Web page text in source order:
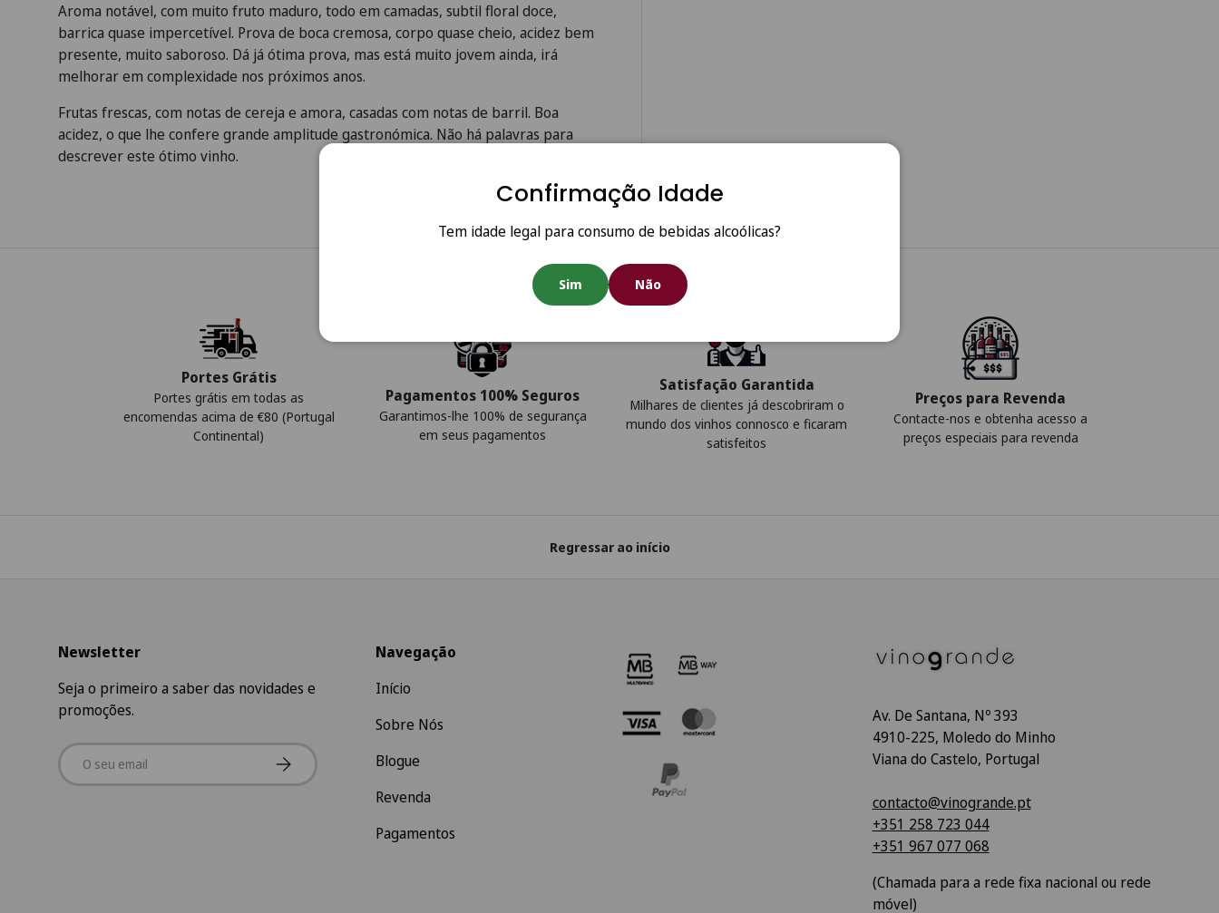
Aroma notável, com muito fruto maduro, todo em camadas, subtil floral doce,
barrica quase impercetível. Prova de boca cremosa, corpo quase cheio, acidez bem
presente, muito saboroso. Dá já ótima prova, mas está muito jovem ainda, irá
melhorar em complexidade nos próximos anos.
Frutas frescas, com notas de cereja e amora, casadas com notas de barril. Boa
acidez, o que lhe confere grande amplitude gastronómica. Não há palavras para
descrever este ótimo vinho.
Confirmação Idade
Tem idade legal para consumo de bebidas alcoólicas?
Sim Não
Portes Grátis
Portes grátis em todas as
encomendas acima de €80 (Portugal
Continental)
Pagamentos 100% Seguros
Garantimos-lhe 100% de segurança
em seus pagamentos
Satisfação Garantida
Milhares de clientes já descobriram o
mundo dos vinhos connosco e ficaram
satisfeitos
Preços para Revenda
Contacte-nos e obtenha acesso a
preços especiais para revenda
Regressar ao início
Newsletter
Seja o primeiro a saber das novidades e
promoções.
Email Subscrever
Navegação
Início
Sobre Nós
Blogue
Revenda
Pagamentos
Av. De Santana, Nº 393
4910-225, Moledo do Minho
Viana do Castelo, Portugal
contacto@vinogrande.pt
+351 258 723 044
+351 967 077 068
(Chamada para a rede fixa nacional ou rede
móvel)